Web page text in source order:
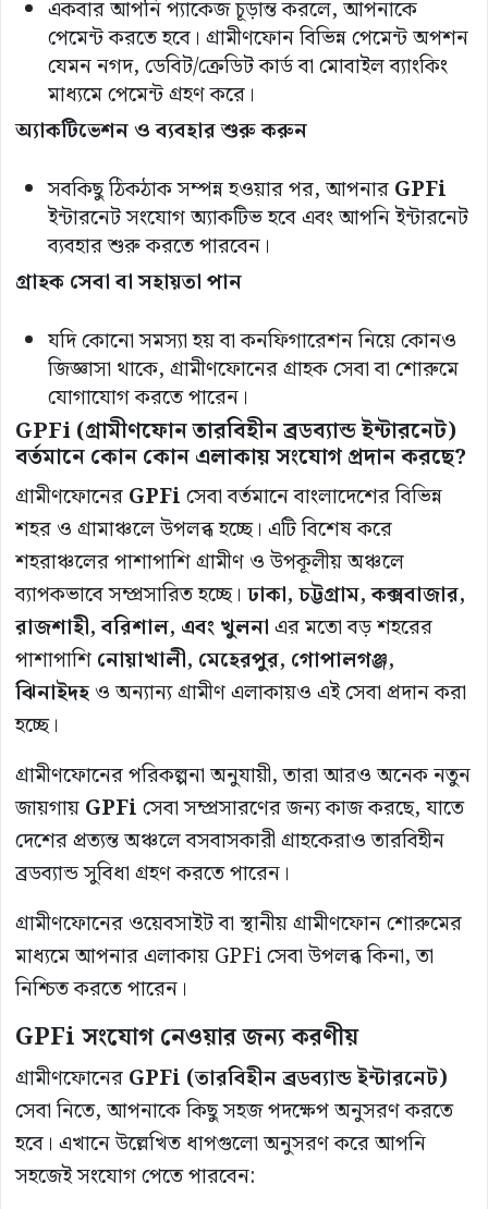
একবার আপনি প্যাকেজ চূড়ান্ত করলে, আপনাকে
পেমেন্ট করতে হবে। গ্রামীণফোন বিভিন্ন পেমেন্ট অপশন
যেমন নগদ, ডেবিট/ক্রেডিট কার্ড বা মোবাইল ব্যাংকিং
মাধ্যমে পেমেন্ট গ্রহণ করে।
অ্যাকটিভেশনওব্যবহারশুরুকরুন
সবকিছু ঠিকঠাক সম্পন্ন হওয়ার পর, আপনারGPFi
ইন্টারনেট সংযোগ অ্যাকটিভ হবে এবং আপনি ইন্টারনেট
ব্যবহার শুরু করতে পারবেন।
গ্রাহকসেবাবাসহায়তাপান
যদি কোনো সমস্যা হয় বা কনফিগারেশন নিয়ে কোনও
জিজ্ঞাসা থাকে, গ্রামীণফোনের গ্রাহক সেবা বা শোরুমে
যোগাযোগ করতে পারেন।
GPFi (গ্রামীণফোনতারবিহীনব্রডব্যান্ডইন্টারনেট)
বর্তমানেকোনকোনএলাকায়সংযোগপ্রদানকরছে?
গ্রামীণফোনেরGPFiসেবা বর্তমানে বাংলাদেশের বিভিন্ন
শহর ও গ্রামাঞ্চলে উপলব্ধ হচ্ছে। এটি বিশেষ করে
শহরাঞ্চলের পাশাপাশি গ্রামীণ ও উপকূলীয় অঞ্চলে
ব্যাপকভাবে সম্প্রসারিত হচ্ছে। ঢাকা,চট্টগ্রাম,কক্সবাজার,
রাজশাহী,বরিশাল, এবংখুলনাএর মতো বড় শহরের
পাশাপাশিনোয়াখালী, মেহেরপুর, গোপালগঞ্জ,
ঝিনাইদহও অন্যান্য গ্রামীণ এলাকায়ও এই সেবা প্রদান করা
হচ্ছে।
গ্রামীণফোনের পরিকল্পনা অনুযায়ী, তারা আরও অনেক নতুন
জায়গায়GPFiসেবা সম্প্রসারণের জন্য কাজ করছে, যাতে
দেশের প্রত্যন্ত অঞ্চলে বসবাসকারী গ্রাহকেরাও তারবিহীন
ব্রডব্যান্ড সুবিধা গ্রহণ করতে পারেন।
গ্রামীণফোনের ওয়েবসাইট বা স্থানীয় গ্রামীণফোন শোরুমের
মাধ্যমে আপনার এলাকায় GPFi সেবা উপলব্ধ কিনা, তা
নিশ্চিত করতে পারেন।
GPFi সংযোগ নেওয়ারজন্যকরণীয়
গ্রামীণফোনেরGPFi (তারবিহীনব্রডব্যান্ডইন্টারনেট)
সেবা নিতে, আপনাকে কিছু সহজ পদক্ষেপ অনুসরণ করতে
হবে। এখানে উল্লেখিত ধাপগুলো অনুসরণ করে আপনি
সহজেই সংযোগ পেতে পারবেন: